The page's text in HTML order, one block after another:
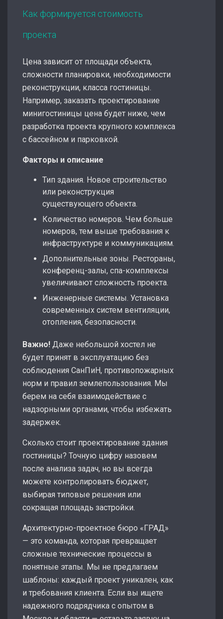
Как формируется стоимость
проекта
Цена зависит от площади объекта,
сложности планировки, необходимости
реконструкции, класса гостиницы.
Например, заказать проектирование
минигостиницы цена будет ниже, чем
разработка проекта крупного комплекса
с бассейном и парковкой.
Факторы и описание
Тип здания. Новое строительство
или реконструкция
существующего объекта.
Количество номеров. Чем больше
номеров, тем выше требования к
инфраструктуре и коммуникациям.
Дополнительные зоны. Рестораны,
конференц-залы, спа-комплексы
увеличивают сложность проекта.
Инженерные системы. Установка
современных систем вентиляции,
отопления, безопасности.
Важно! Даже небольшой хостел не
будет принят в эксплуатацию без
соблюдения СанПиН, противопожарных
норм и правил землепользования. Мы
берем на себя взаимодействие с
надзорными органами, чтобы избежать
задержек.
Сколько стоит проектирование здания
гостиницы? Точную цифру назовем
после анализа задач, но вы всегда
можете контролировать бюджет,
выбирая типовые решения или
сокращая площадь застройки.
Архитектурно-проектное бюро «ГРАД»
— это команда, которая превращает
сложные технические процессы в
понятные этапы. Мы не предлагаем
шаблоны: каждый проект уникален, как
и требования клиента. Если вы ищете
надежного подрядчика с опытом в